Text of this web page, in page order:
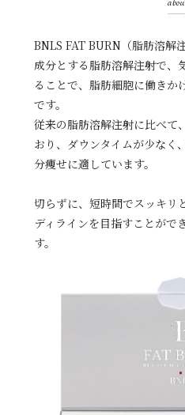
BNLS FAT BURN（脂肪溶解
成分とする脂肪溶解注射で、
ることで、脂肪細胞に働きか
です。
従来の脂肪溶解注射に比べて
おり、ダウンタイムが少なく
分痩せに適しています。
切らずに、短時間でスッキリ
ディラインを目指すことがで
す。